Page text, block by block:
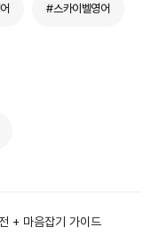
#스카이벨영어
+ 마음잡기 가이드